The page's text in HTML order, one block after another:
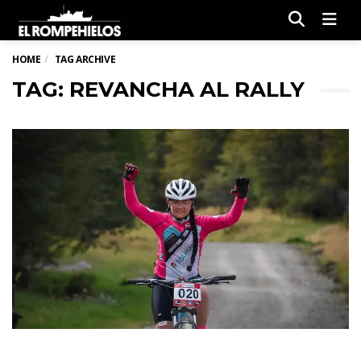
HOME TAG ARCHIVE
TAG: REVANCHA AL RALLY